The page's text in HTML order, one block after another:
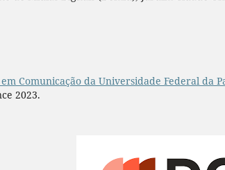
Comunicação da Universidade Federal da
2023.